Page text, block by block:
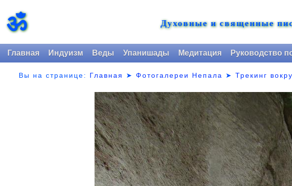
ॐ Духовные и священные
Главная Индуизм Веды Упанишады Медитация Руководство
Вы на странице: Главная ➤Фотогалереи Непала ➤Трекинг